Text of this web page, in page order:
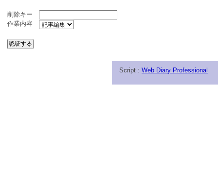
削除キー
作業内容
Script : Web Diary Professional